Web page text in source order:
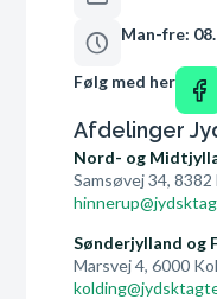
Man-fre:
Følg med her
Afdelinger
Nord- og
Samsøvej 34,
Sønderjylland og
Marsvej 4, 6000